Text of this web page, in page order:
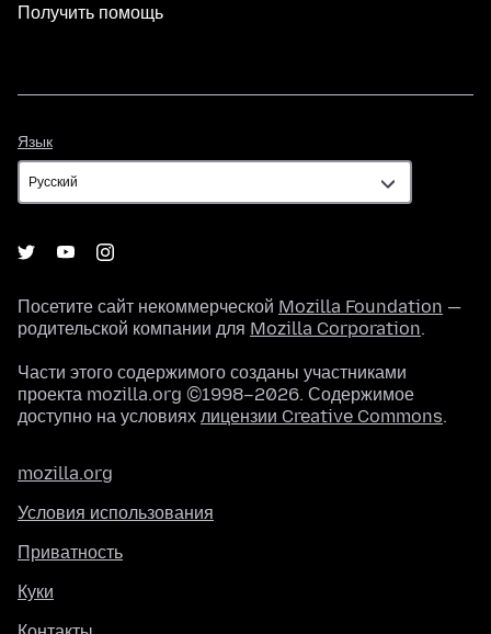
Получить помощь
Язык
Посетите сайт некоммерческой Mozilla Foundation —
родительской компании для Mozilla Corporation.
Части этого содержимого созданы участниками
проекта mozilla.org ©1998–2026. Содержимое
доступно на условиях лицензии Creative Commons.
mozilla.org
Условия использования
Приватность
Куки